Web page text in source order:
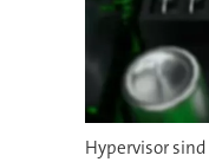
Hypervisor